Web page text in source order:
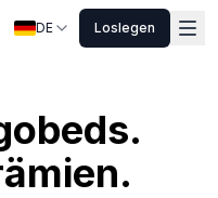
DE Loslegen